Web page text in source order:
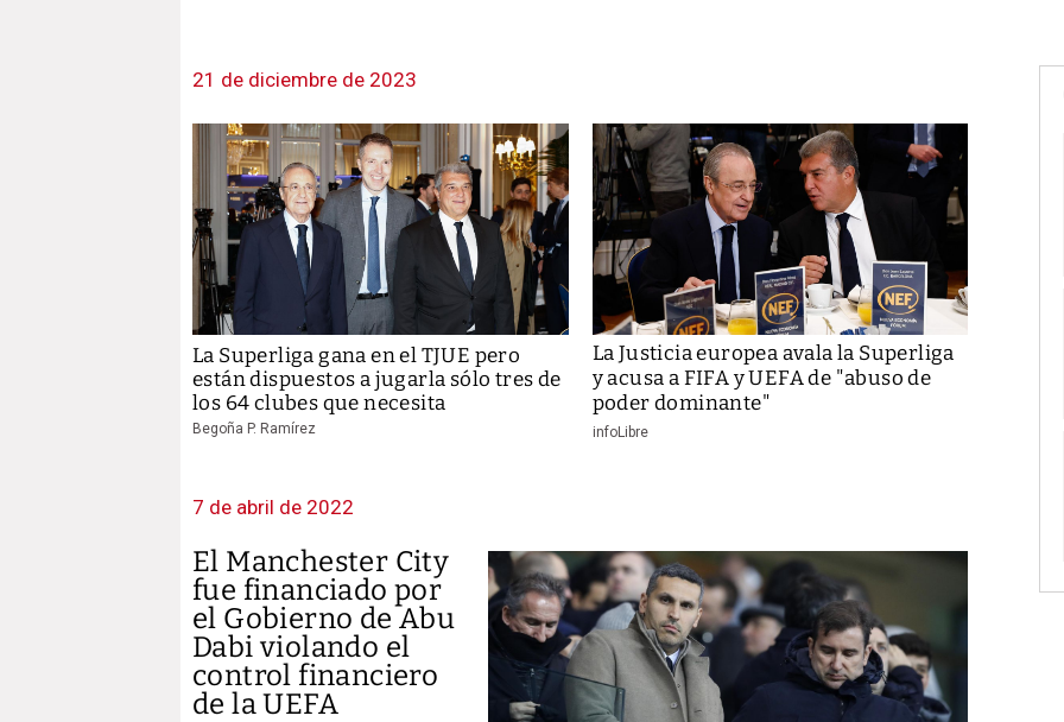
21 de diciembre de 2023
La Superliga gana en el TJUE pero
están dispuestos a jugarla sólo tres de
los 64 clubes que necesita
Begoña P. Ramírez
La Justicia europea avala la Superliga
y acusa a FIFA y UEFA de "abuso de
poder dominante"
infoLibre
7 de abril de 2022
El Manchester City
fue financiado por
el Gobierno de Abu
Dabi violando el
control financiero
de la UEFA